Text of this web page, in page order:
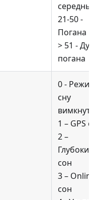
21-50 -
Погана
> 51 -
погана
0 - Режим
сну
вимкнуто
1 – GPS
2 –
Глубокий
сон
3 – Online
сон